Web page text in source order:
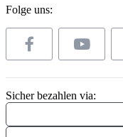
Folge uns:
Sicher bezahlen via: